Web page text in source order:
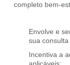
completo bem-
Envolve e
sua
Incentiva a